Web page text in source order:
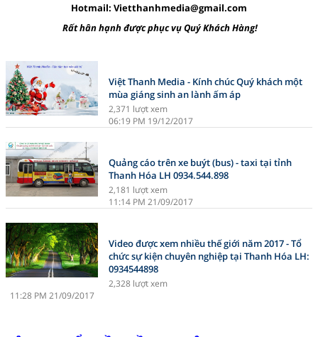
Hotmail: Vietthanhmedia@gmail.com
Rất hân hạnh được phục vụ Quý Khách Hàng!
Việt Thanh Media - Kính chúc Quý khách một
mùa giáng sinh an lành ấm áp
2,371 lượt xem
06:19 PM 19/12/2017
Quảng cáo trên xe buýt (bus) - taxi tại tỉnh
Thanh Hóa LH 0934.544.898
2,181 lượt xem
11:14 PM 21/09/2017
Video được xem nhiều thế giới năm 2017 - Tổ
chức sự kiện chuyên nghiệp tại Thanh Hóa LH:
0934544898
2,328 lượt xem
11:28 PM 21/09/2017